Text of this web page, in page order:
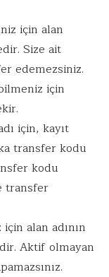
için alan
Size ait
edemezsiniz.
için
için, kayıt
transfer kodu
kodu
transfer
alan adının
Aktif olmayan